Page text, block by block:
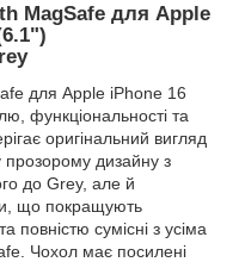
MagSafe для Apple
для Apple iPhone 16
функціональності та
оригінальний вигляд
дизайну з
до Grey, але й
що покращують
повністю сумісні з усіма
Чохол має посилені